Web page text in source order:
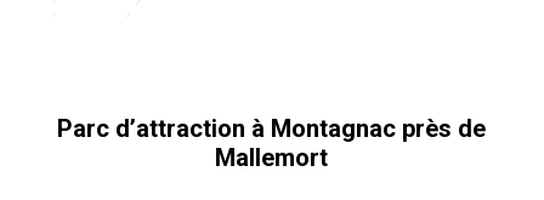
Parc d’attraction à Montagnac près de
Mallemort